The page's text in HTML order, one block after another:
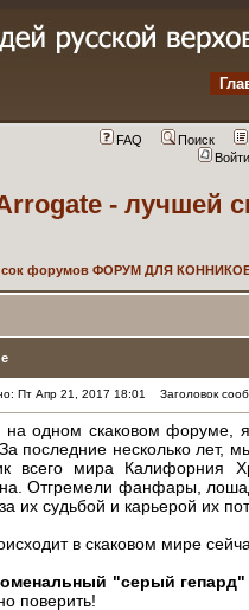
FAQ
Поиск
- лучшей
форумов ФОРУМ ДЛЯ КОННИКОВ
Пт Апр 21, 2017 18:01 Заголовок
на одном скаковом форуме,
последние несколько лет,
всего мира Калифорния
Отгремели фанфары,
их судьбой и карьерой их
в скаковом мире
"серый гепард"
поверить!